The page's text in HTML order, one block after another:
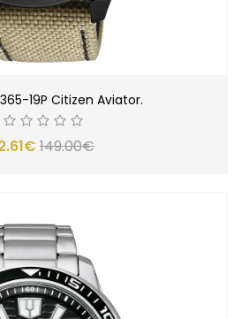
19P Citizen Aviator.
149.00€